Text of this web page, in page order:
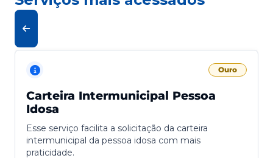
Ouro
Carteira Intermunicipal Pessoa
Idosa
Esse serviço facilita a solicitação da carteira
intermunicipal da pessoa idosa com mais
praticidade.